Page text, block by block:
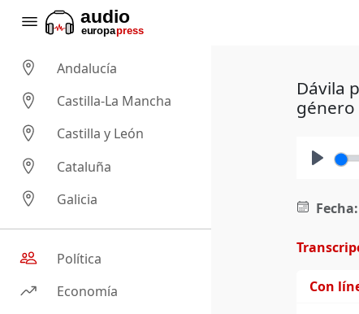
Andalucía
Castilla-La Mancha
Castilla y León
Cataluña
Galicia
Política
Economía
Dávila
género
Fecha:
Con